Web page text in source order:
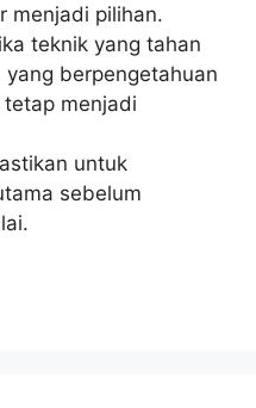
menjadi pilihan.
teknik yang tahan
berpengetahuan
tetap menjadi
untuk
sebelum